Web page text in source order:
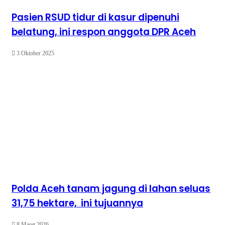
Pasien RSUD tidur di kasur dipenuhi
belatung, ini respon anggota DPR Aceh
3 Oktober 2025
Polda Aceh tanam jagung di lahan seluas
31,75 hektare, ini tujuannya